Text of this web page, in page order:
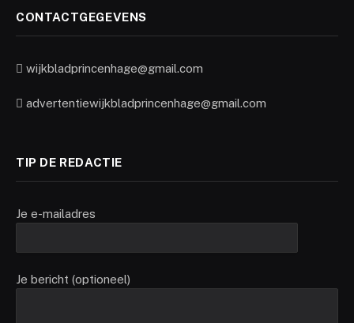
CONTACTGEGEVENS
wijkbladprincenhage@gmail.com
advertentiewijkbladprincenhage@gmail.com
TIP DE REDACTIE
Je e-mailadres
Je bericht (optioneel)